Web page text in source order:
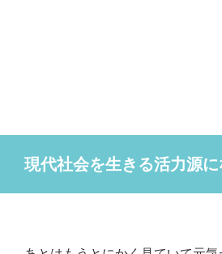
現代社会を生きる活力源に